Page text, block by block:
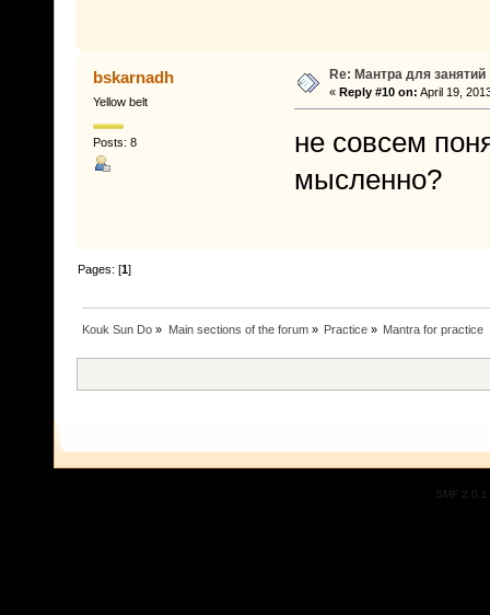
bskarnadh
Yellow belt
Posts: 8
Re: Мантра для занятий
« Reply #10 on: April 19,
не совсем
мысленно?
Pages: [1]
Kouk Sun Do » Main sections of the forum» Practice» Mantra for practice
SMF 2.0.1